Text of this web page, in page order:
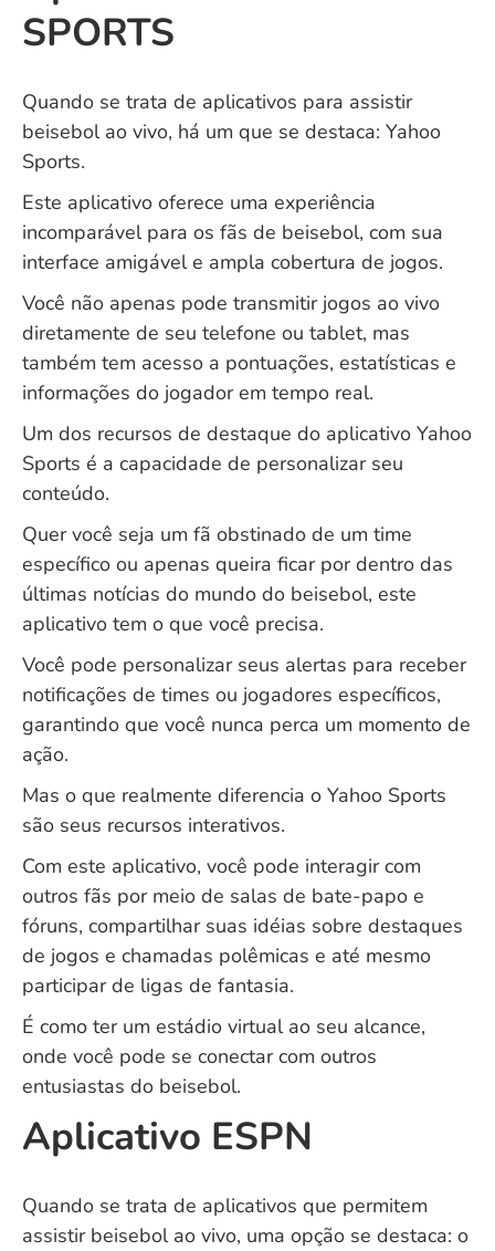
SPORTS
Quando se trata de aplicativos para assistir
beisebol ao vivo, há um que se destaca: Yahoo
Sports.
Este aplicativo oferece uma experiência
incomparável para os fãs de beisebol, com sua
interface amigável e ampla cobertura de jogos.
Você não apenas pode transmitir jogos ao vivo
diretamente de seu telefone ou tablet, mas
também tem acesso a pontuações, estatísticas e
informações do jogador em tempo real.
Um dos recursos de destaque do aplicativo Yahoo
Sports é a capacidade de personalizar seu
conteúdo.
Quer você seja um fã obstinado de um time
específico ou apenas queira ficar por dentro das
últimas notícias do mundo do beisebol, este
aplicativo tem o que você precisa.
Você pode personalizar seus alertas para receber
notificações de times ou jogadores específicos,
garantindo que você nunca perca um momento de
ação.
Mas o que realmente diferencia o Yahoo Sports
são seus recursos interativos.
Com este aplicativo, você pode interagir com
outros fãs por meio de salas de bate-papo e
fóruns, compartilhar suas idéias sobre destaques
de jogos e chamadas polêmicas e até mesmo
participar de ligas de fantasia.
É como ter um estádio virtual ao seu alcance,
onde você pode se conectar com outros
entusiastas do beisebol.
Aplicativo ESPN
Quando se trata de aplicativos que permitem
assistir beisebol ao vivo, uma opção se destaca: o